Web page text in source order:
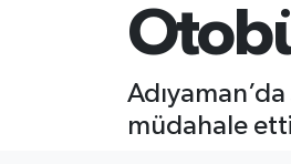
müdahale etti
YEREL GÜNDEM
EKONOMİ
Trafik Durumu
Süper Lig Puan Durumu